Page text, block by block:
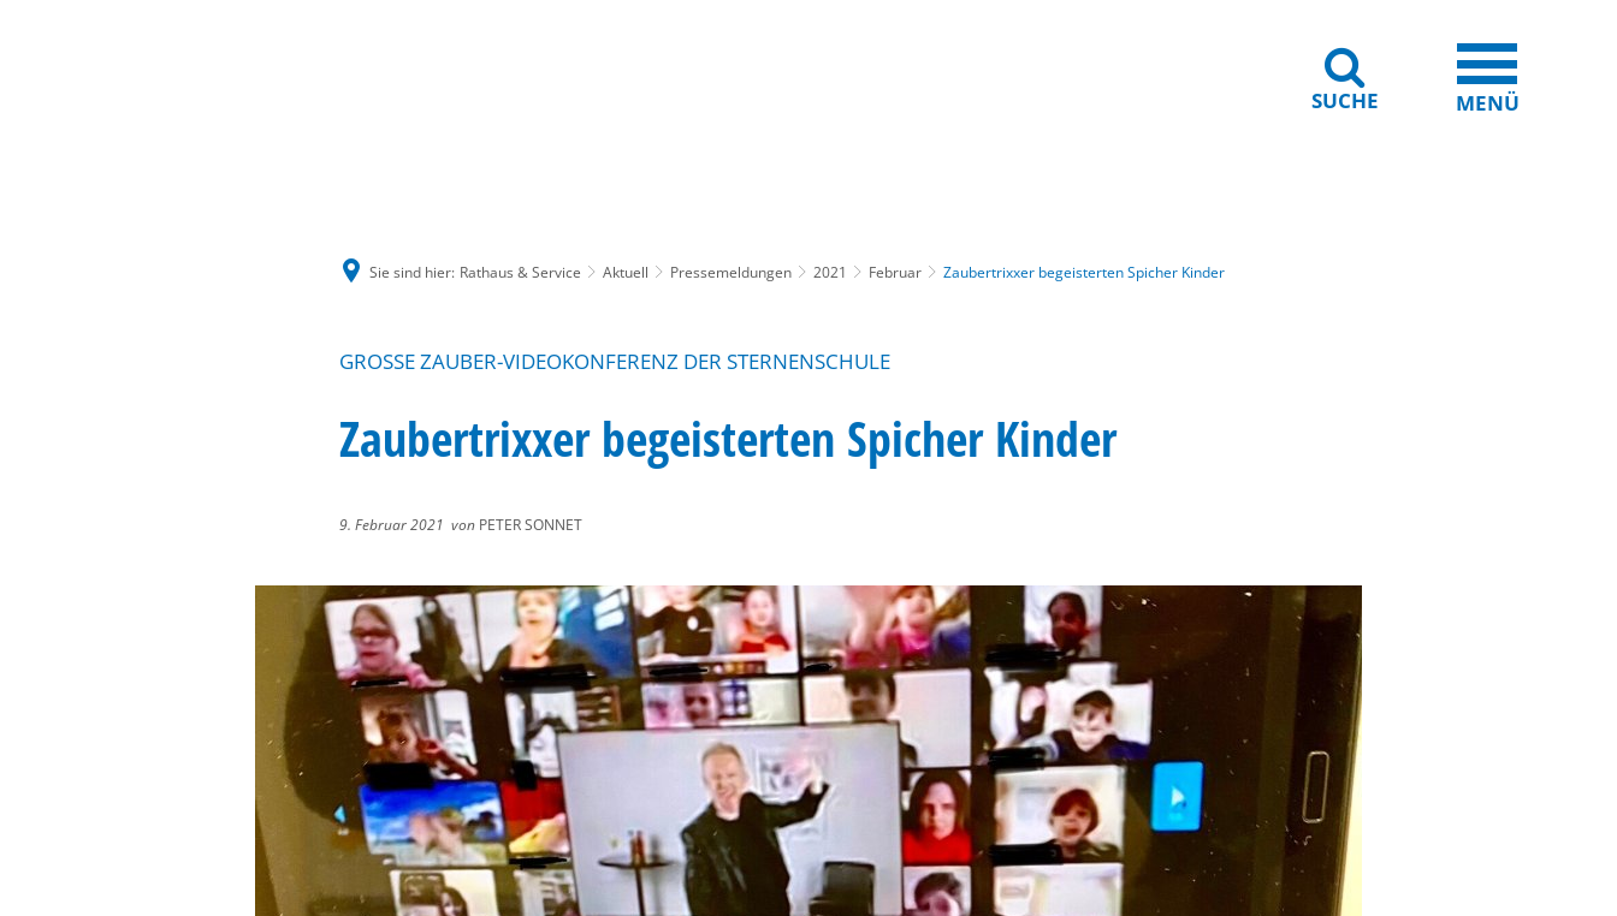
SUCHE MENÜ
Sie sind hier: Rathaus & Service Aktuell Pressemeldungen 2021 Februar Zaubertrixxer begeisterten Spicher Kinder
GROSSE ZAUBER-VIDEOKONFERENZ DER STERNENSCHULE
Zaubertrixxer begeisterten Spicher Kinder
9. Februar 2021 von PETER SONNET